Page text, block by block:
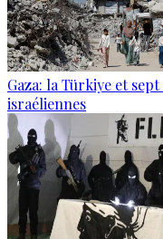
Gaza: la Türkiye et
israéliennes